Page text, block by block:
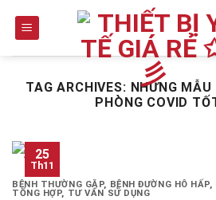
TAG ARCHIVES: NHỮNG
PHÒNG COVID
25
Th11
BỆNH THƯỜNG GẶP, BỆNH ĐƯỜNG HÔ HẤP,
TỔNG HỢP, TƯ VẤN SỬ DỤNG